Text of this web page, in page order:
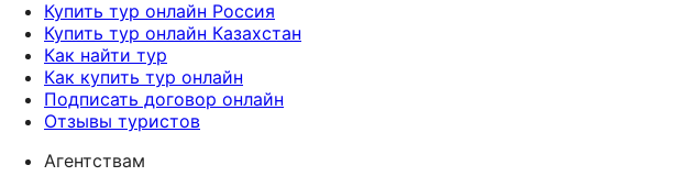
Купить тур онлайн Россия
Купить тур онлайн Казахстан
Как найти тур
Как купить тур онлайн
Подписать договор онлайн
Отзывы туристов
Агентствам